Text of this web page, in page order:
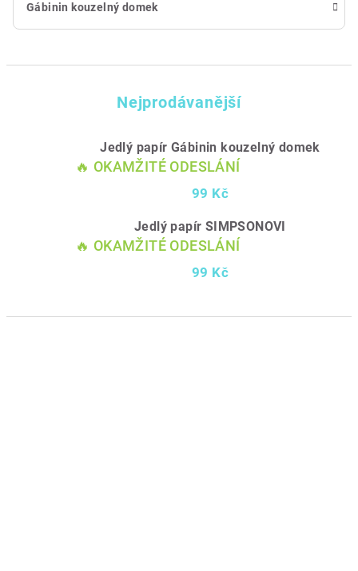
Gábinin kouzelný domek
Nejprodávanější
Jedlý papír Gábinin kouzelný domek
🔥 OKAMŽITÉ ODESLÁNÍ
99 Kč
Jedlý papír SIMPSONOVI
🔥 OKAMŽITÉ ODESLÁNÍ
99 Kč